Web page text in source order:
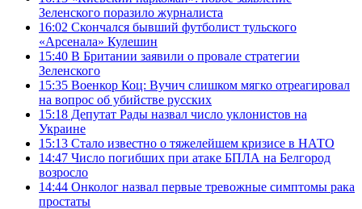
Зеленского поразило журналиста
16:02 Скончался бывший футболист тульского
«Арсенала» Кулешин
15:40 В Британии заявили о провале стратегии
Зеленского
15:35 Военкор Коц: Вучич слишком мягко отреагировал
на вопрос об убийстве русских
15:18 Депутат Рады назвал число уклонистов на
Украине
15:13 Стало известно о тяжелейшем кризисе в НАТО
14:47 Число погибших при атаке БПЛА на Белгород
возросло
14:44 Онколог назвал первые тревожные симптомы рака
простаты